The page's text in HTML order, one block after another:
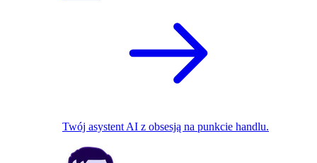
Twój asystent AI z obsesją na punkcie handlu.